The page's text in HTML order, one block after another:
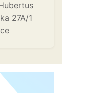
27A/1